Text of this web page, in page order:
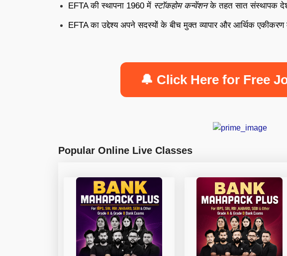
EFTA की स्थापना 1960 में स्टॉकहोम कन्वेंशनके तहत सात संस्थापक देशों
EFTA का उद्देश्य अपने सदस्यों के बीच मुक्त व्यापार और आर्थिक एकीकरण
🔔 Click Here for Free
Popular Online Live Classes